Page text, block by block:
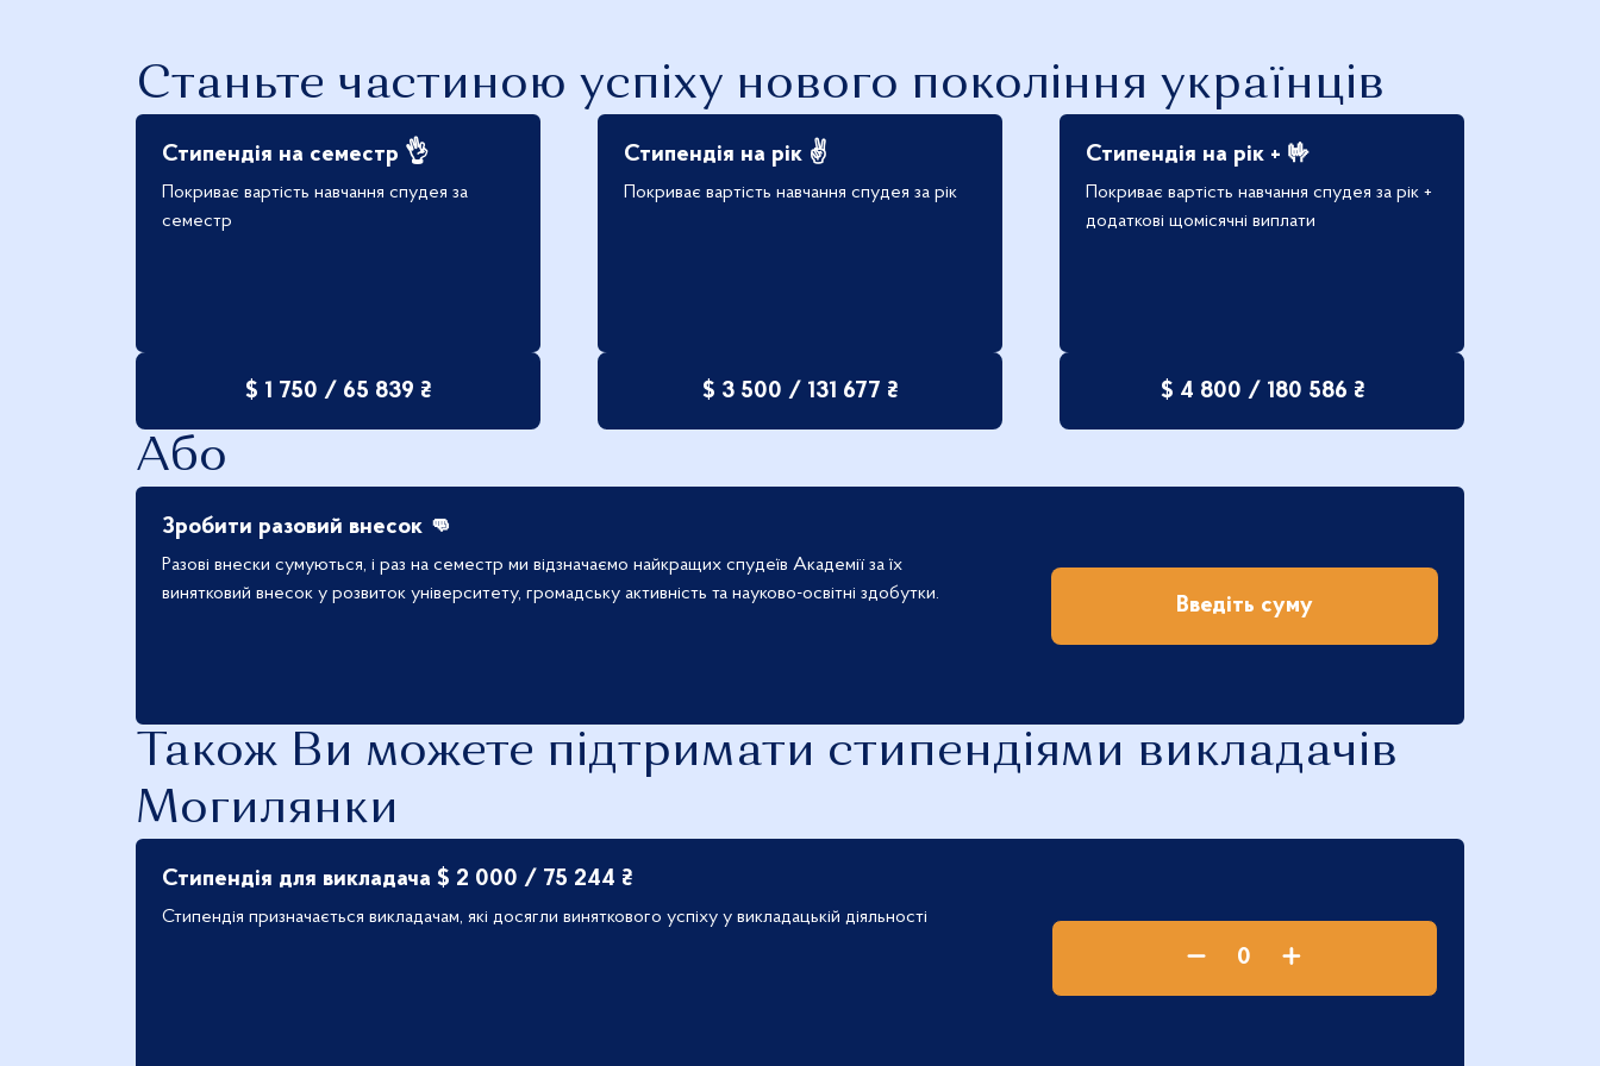
Станьте частиною успіху нового покоління українців
Стипендія на семестр 👌
Покриває вартість навчання спудея за
семестр
$ 1 750 / 65 839 ₴
Стипендія на рік ✌️
Покриває вартість навчання спудея за рік
$ 3 500 / 131 677 ₴
Стипендія на рік + 🤟
Покриває вартість навчання спудея за рік +
додаткові щомісячні виплати
$ 4 800 / 180 586 ₴|
Або
Зробити разовий внесок 👊
Разові внески сумуються, і раз на семестр ми відзначаємо найкращих спудеїв Академії за їх
винятковий внесок у розвиток університету, громадську активність та науково-освітні здобутки.
Введіть суму|
$
Також Ви можете підтримати стипендіями викладачів
Могилянки
Стипендія для викладача $ 2 000 / 75 244 ₴
Стипендія призначається викладачам, які досягли виняткового успіху у викладацькій діяльності